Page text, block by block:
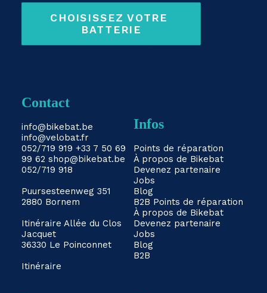
CHOISISSEZ VOTRE
BATTERIE
Contact
info@bikebat.be
info@velobat.fr
052/719 919 +33 7 50 69
99 62 shop@bikebat.be
052/719 918
Puursesteenweg 351
2880 Bornem
Itinéraire Allée du Clos
Jacquet
36330 Le Poinconnet
Itinéraire
Infos
Points de réparation
À propos de Bikebat
Devenez partenaire
Jobs
Blog
B2B Points de réparation
À propos de Bikebat
Devenez partenaire
Jobs
Blog
B2B